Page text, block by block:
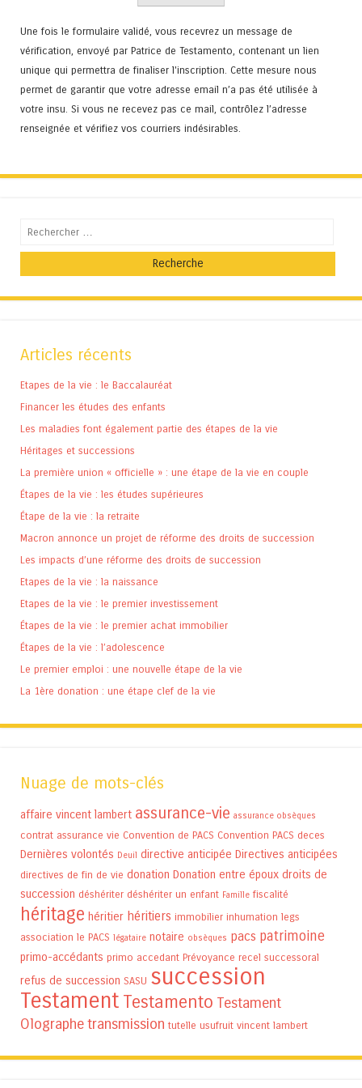
Une fois le formulaire validé, vous recevrez un message de
vérification, envoyé par Patrice de Testamento, contenant un lien
unique qui permettra de finaliser l'inscription. Cette mesure nous
permet de garantir que votre adresse email n’a pas été utilisée à
votre insu. Si vous ne recevez pas ce mail, contrôlez l’adresse
renseignée et vérifiez vos courriers indésirables.
Recherche
Articles récents
Etapes de la vie : le Baccalauréat
Financer les études des enfants
Les maladies font également partie des étapes de la vie
Héritages et successions
La première union « officielle » : une étape de la vie en couple
Étapes de la vie : les études supérieures
Étape de la vie : la retraite
Macron annonce un projet de réforme des droits de succession
Les impacts d’une réforme des droits de succession
Etapes de la vie : la naissance
Etapes de la vie : le premier investissement
Étapes de la vie : le premier achat immobilier
Étapes de la vie : l’adolescence
Le premier emploi : une nouvelle étape de la vie
La 1ère donation : une étape clef de la vie
Nuage de mots-clés
affaire vincent lambert assurance-vie assurance obsèques
contrat assurance vie Convention de PACS Convention PACS deces
Dernières volontés Deuil directive anticipée Directives anticipées
directives de fin de vie donation Donation entre époux droits de
succession déshériter déshériter un enfant Famille fiscalité
héritage héritier héritiers immobilier inhumation legs
association le PACS légataire notaire obsèques pacs patrimoine
primo-accédants primo accedant Prévoyance recel successoral
refus de succession SASU succession
Testament Testamento Testament
Olographetransmission tutelle usufruit vincent lambert